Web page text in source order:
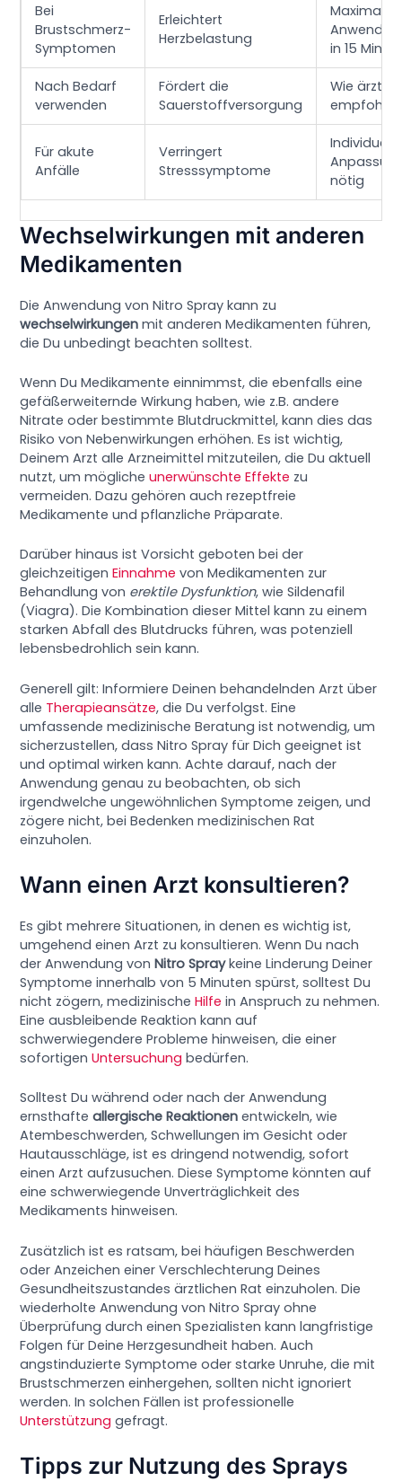
Bei
Brustschmerz-
Symptomen
Erleichtert
Herzbelastung
Maximal 2
in 15
Nach Bedarf
verwenden
Fördert die
Sauerstoffversorgung
Wie
empfohlen
Für akute
Anfälle
Verringert
Stresssymptome
Individuelle
nötig
Wechselwirkungen mit anderen
Medikamenten
Die Anwendung von Nitro Spray kann zu
wechselwirkungen mit anderen Medikamenten führen,
die Du unbedingt beachten solltest.
Wenn Du Medikamente einnimmst, die ebenfalls eine
gefäßerweiternde Wirkung haben, wie z.B. andere
Nitrate oder bestimmte Blutdruckmittel, kann dies das
Risiko von Nebenwirkungen erhöhen. Es ist wichtig,
Deinem Arzt alle Arzneimittel mitzuteilen, die Du aktuell
nutzt, um möglicheunerwünschte Effekte zu
vermeiden. Dazu gehören auch rezeptfreie
Medikamente und pflanzliche Präparate.
Darüber hinaus ist Vorsicht geboten bei der
gleichzeitigenEinnahme von Medikamenten zur
Behandlung von erektile Dysfunktion, wie Sildenafil
(Viagra). Die Kombination dieser Mittel kann zu einem
starken Abfall des Blutdrucks führen, was potenziell
lebensbedrohlich sein kann.
Generell gilt: Informiere Deinen behandelnden Arzt über
alle Therapieansätze, die Du verfolgst. Eine
umfassende medizinische Beratung ist notwendig, um
sicherzustellen, dass Nitro Spray für Dich geeignet ist
und optimal wirken kann. Achte darauf, nach der
Anwendung genau zu beobachten, ob sich
irgendwelche ungewöhnlichen Symptome zeigen, und
zögere nicht, bei Bedenken medizinischen Rat
einzuholen.
Wann einen Arzt konsultieren?
Es gibt mehrere Situationen, in denen es wichtig ist,
umgehend einen Arzt zu konsultieren. Wenn Du nach
der Anwendung vonNitro Spraykeine Linderung Deiner
Symptome innerhalb von 5 Minuten spürst, solltest Du
nicht zögern, medizinischeHilfe in Anspruch zu nehmen.
Eine ausbleibende Reaktion kann auf
schwerwiegendere Probleme hinweisen, die einer
sofortigenUntersuchung bedürfen.
Solltest Du während oder nach der Anwendung
ernsthafteallergische Reaktionen entwickeln, wie
Atembeschwerden, Schwellungen im Gesicht oder
Hautausschläge, ist es dringend notwendig, sofort
einen Arzt aufzusuchen. Diese Symptome könnten auf
eine schwerwiegende Unverträglichkeit des
Medikaments hinweisen.
Zusätzlich ist es ratsam, bei häufigen Beschwerden
oder Anzeichen einer Verschlechterung Deines
Gesundheitszustandes ärztlichen Rat einzuholen. Die
wiederholte Anwendung von Nitro Spray ohne
Überprüfung durch einen Spezialisten kann langfristige
Folgen für Deine Herzgesundheit haben. Auch
angstinduzierte Symptome oder starke Unruhe, die mit
Brustschmerzen einhergehen, sollten nicht ignoriert
werden. In solchen Fällen ist professionelle
Unterstützung gefragt.
Tipps zur Nutzung des Sprays